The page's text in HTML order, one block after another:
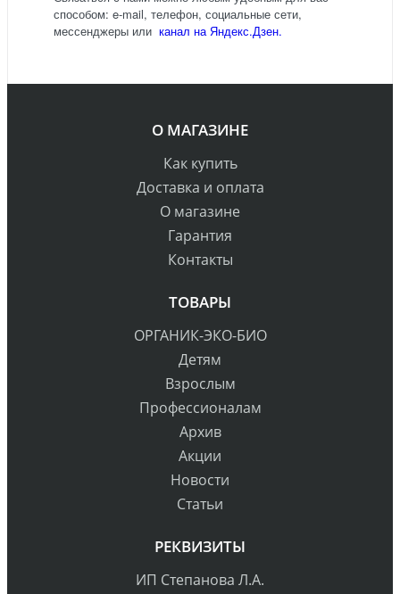
способом: e-mail, телефон, социальные сети,
мессенджеры или канал на Яндекс.Дзен.
О МАГАЗИНЕ
Как купить
Доставка и оплата
О магазине
Гарантия
Контакты
ТОВАРЫ
ОРГАНИК-ЭКО-БИО
Детям
Взрослым
Профессионалам
Архив
Акции
Новости
Статьи
РЕКВИЗИТЫ
ИП Степанова Л.А.